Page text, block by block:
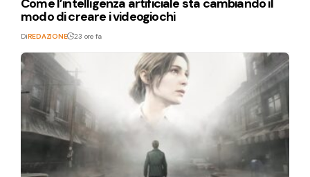
Come l’intelligenza artificiale sta cambiando il
modo di creare i videogiochi
DiREDAZIONE 23 ore fa